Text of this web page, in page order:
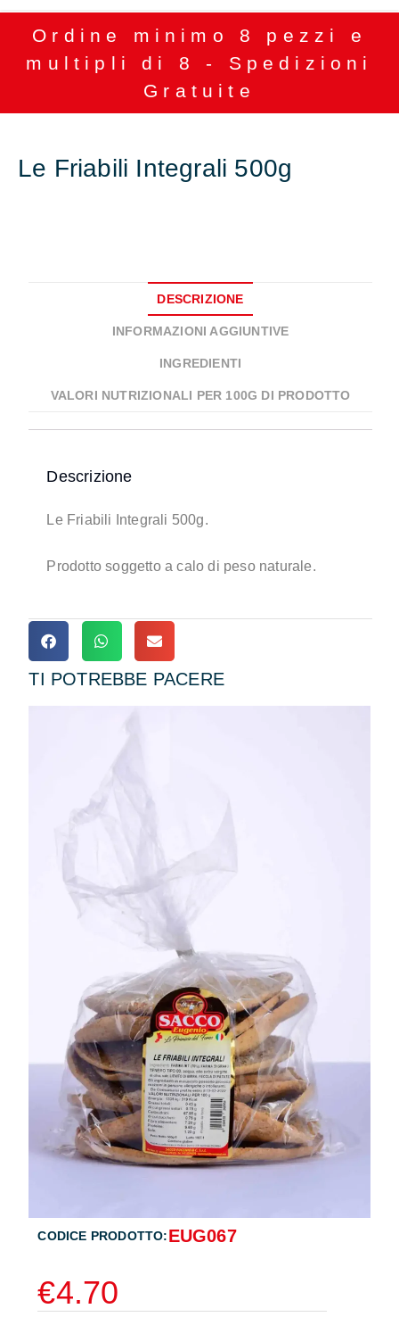
Ordine minimo 8 pezzi e
multipli di 8 - Spedizioni
Gratuite
Le Friabili Integrali 500g
DESCRIZIONE
INFORMAZIONI AGGIUNTIVE
INGREDIENTI
VALORI NUTRIZIONALI PER 100G DI PRODOTTO
Descrizione
Le Friabili Integrali 500g.
Prodotto soggetto a calo di peso naturale.
TI POTREBBE PACERE
CODICE PRODOTTO:EUG067
€4.70